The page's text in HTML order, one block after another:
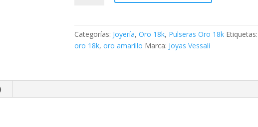
medalla
x
Categorías: Joyería,Oro 18k, Pulseras Oro 18k Etiquetas:
oro 18k,oro amarillo Marca: Joyas Vessali